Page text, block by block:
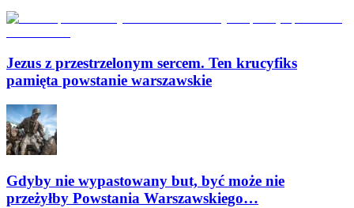
Jezus z przestrzelonym sercem. Ten krucyfiks
pamięta powstanie warszawskie
Gdyby nie wypastowany but, być może nie
przeżyłby Powstania Warszawskiego…